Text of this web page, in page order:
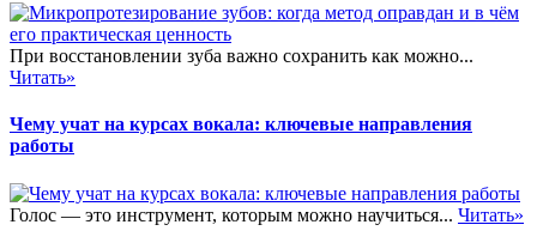
При восстановлении зуба важно сохранить как можно...
Читать»
Чему учат на курсах вокала: ключевые направления
работы
Голос — это инструмент, которым можно научиться... Читать»